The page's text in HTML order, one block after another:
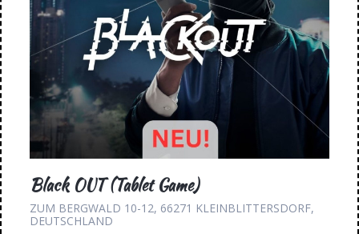
Black OUT (Tablet Game)
ZUM BERGWALD 10-12, 66271 KLEINBLITTERSDORF,
DEUTSCHLAND